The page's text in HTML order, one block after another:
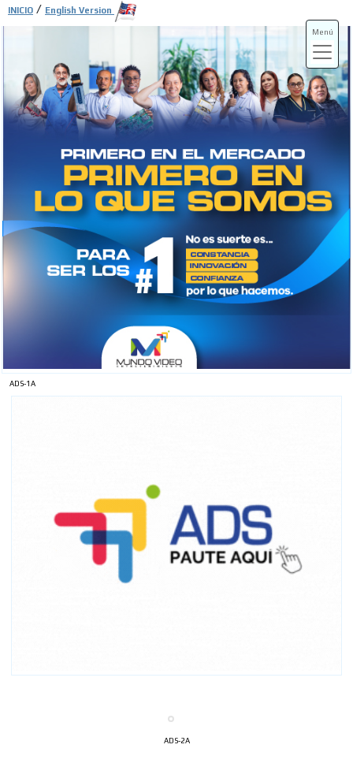
ADS-1A
ADS-2A
Menú
INICIO / English Version
ADS-3A
ADS-3B